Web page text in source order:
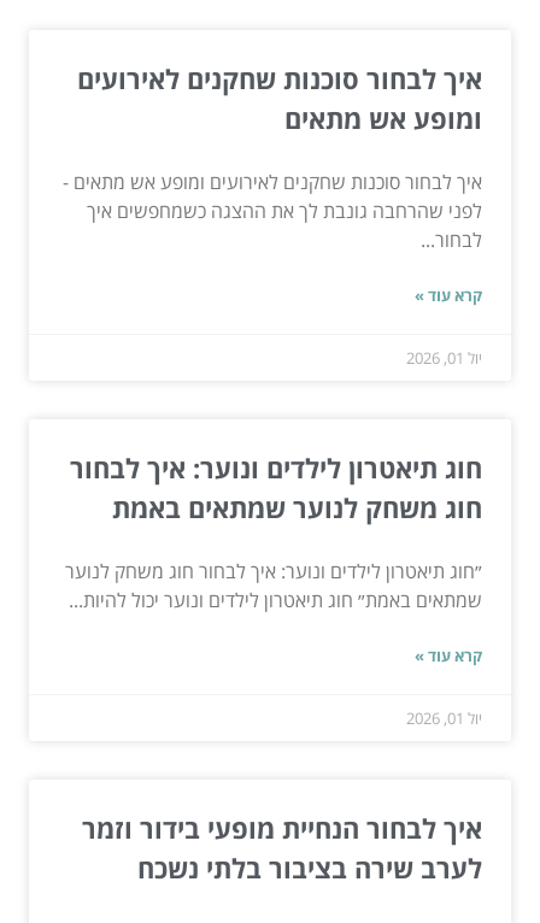
איך לבחור סוכנות שחקנים לאירועים
ומופע אש מתאים
איך לבחור סוכנות שחקנים לאירועים ומופע אש מתאים -
לפני שהרחבה גונבת לך את ההצגה כשמחפשים איך
לבחור...
קרא עוד »
יול 01, 2026
חוג תיאטרון לילדים ונוער: איך לבחור
חוג משחק לנוער שמתאים באמת
״חוג תיאטרון לילדים ונוער: איך לבחור חוג משחק לנוער
שמתאים באמת״ חוג תיאטרון לילדים ונוער יכול להיות...
קרא עוד »
יול 01, 2026
איך לבחור הנחיית מופעי בידור וזמר
לערב שירה בציבור בלתי נשכח